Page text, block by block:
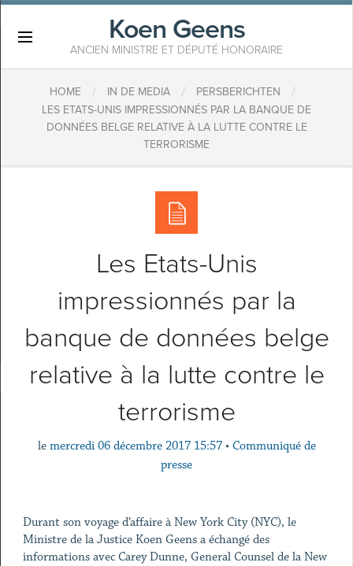
Koen Geens
ANCIEN MINISTRE ET DÉPUTÉ HONORAIRE
HOME / IN DE MEDIA / PERSBERICHTEN /
​LES ETATS-UNIS IMPRESSIONNÉS PAR LA BANQUE DE
DONNÉES BELGE RELATIVE À LA LUTTE CONTRE LE
TERRORISME
​Les Etats-Unis
impressionnés par la
banque de données belge
relative à la lutte contre le
terrorisme
le mercredi 06 décembre 2017 15:57 • Communiqué de
presse
Durant son voyage d’affaire à New York City (NYC), le
Ministre de la Justice Koen Geens a échangé des
informations avec Carey Dunne, General Counsel de la New